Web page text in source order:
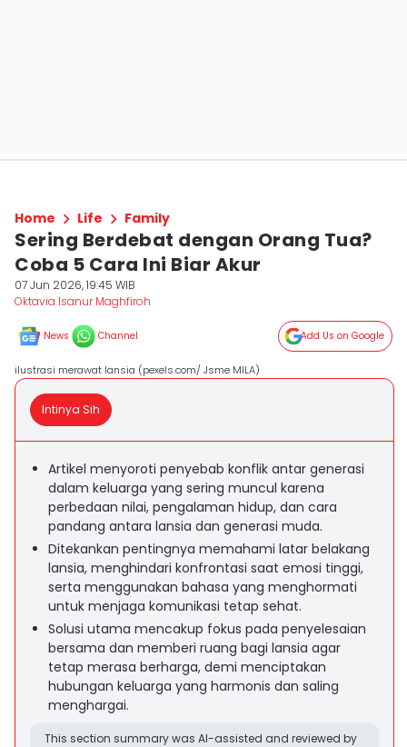
Home Life Family
Sering Berdebat dengan Orang Tua?
Coba 5 Cara Ini Biar Akur
07 Jun 2026, 19:45 WIB
Oktavia Isanur Maghfiroh
News Channel Add Us on Google
ilustrasi merawat lansia (pexels.com/ Jsme MILA)
Intinya Sih
Artikel menyoroti penyebab konflik antar generasi
dalam keluarga yang sering muncul karena
perbedaan nilai, pengalaman hidup, dan cara
pandang antara lansia dan generasi muda.
Ditekankan pentingnya memahami latar belakang
lansia, menghindari konfrontasi saat emosi tinggi,
serta menggunakan bahasa yang menghormati
untuk menjaga komunikasi tetap sehat.
Solusi utama mencakup fokus pada penyelesaian
bersama dan memberi ruang bagi lansia agar
tetap merasa berharga, demi menciptakan
hubungan keluarga yang harmonis dan saling
menghargai.
This section summary was AI-assisted and reviewed by